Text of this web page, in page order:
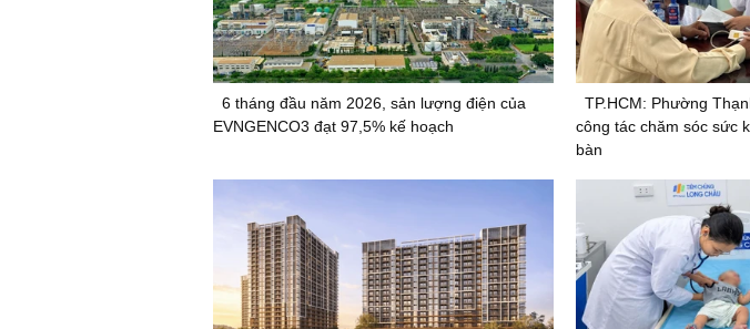
6 tháng đầu năm 2026, sản lượng điện của
EVNGENCO3 đạt 97,5% kế hoạch
TP.HCM: Phường
công tác chăm sóc sức
bàn